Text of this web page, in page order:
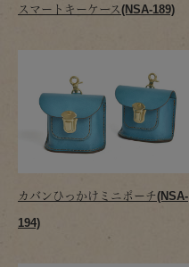
スマートキーケース(NSA-189)
カバンひっかけミニポーチ(NSA-
194)